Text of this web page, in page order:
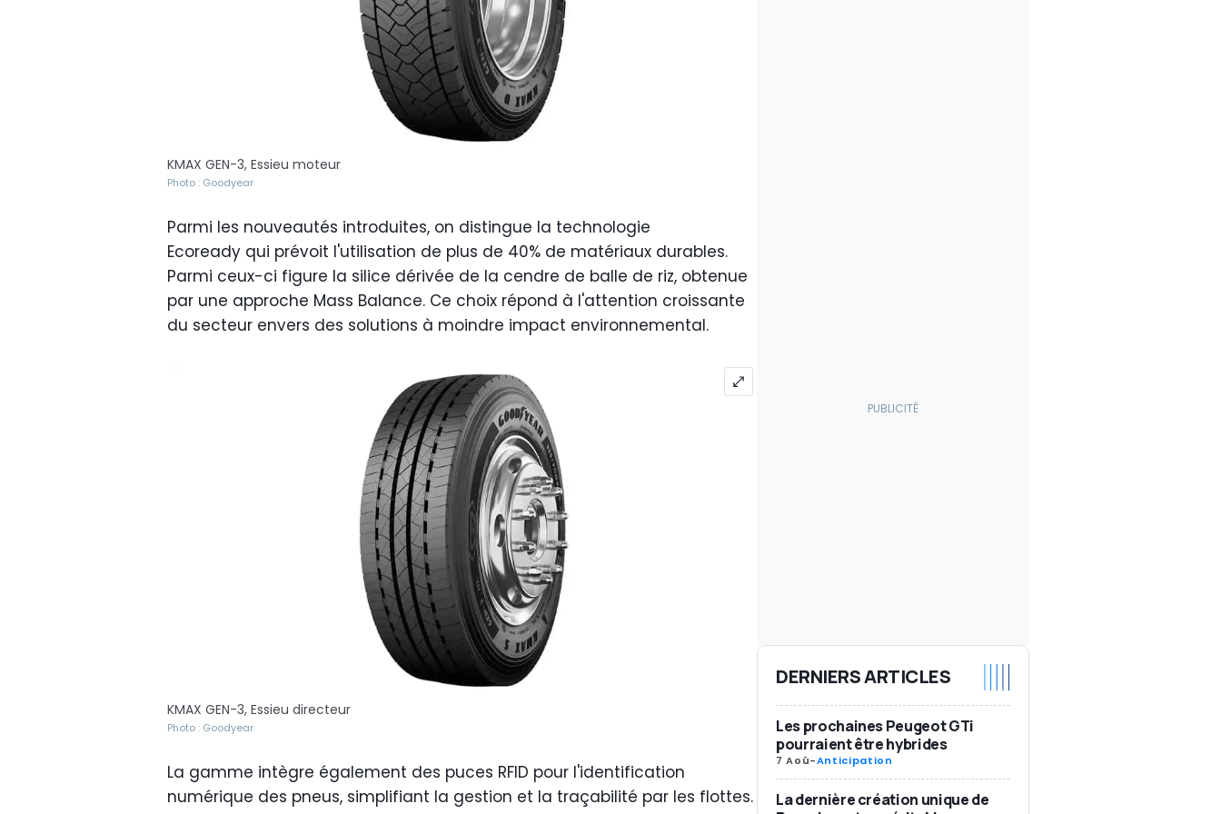
KMAX GEN-3, Essieu moteur
Photo : Goodyear
Parmi les nouveautés introduites, on distingue la technologie
Ecoready qui prévoit l'utilisation de plus de 40% de matériaux durables.
Parmi ceux-ci figure la silice dérivée de la cendre de balle de riz, obtenue
par une approche Mass Balance. Ce choix répond à l'attention croissante
du secteur envers des solutions à moindre impact environnemental.
KMAX GEN-3, Essieu directeur
Photo : Goodyear
La gamme intègre également des puces RFID pour l'identification
numérique des pneus, simplifiant la gestion et la traçabilité par les flottes.
DERNIERS ARTICLES
Les prochaines Peugeot GTi
pourraient être hybrides
7 Aoû-Anticipation
La dernière création unique de